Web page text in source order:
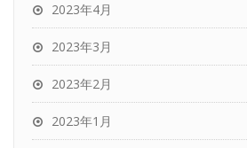
2023年4月
2023年3月
2023年2月
2023年1月